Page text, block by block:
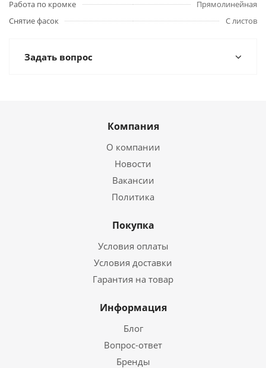
Работа по кромке
Прямолинейная
Снятие фасок
С листов
Задать вопрос
Компания
О компании
Новости
Вакансии
Политика
Покупка
Условия оплаты
Условия доставки
Гарантия на товар
Информация
Блог
Вопрос-ответ
Бренды